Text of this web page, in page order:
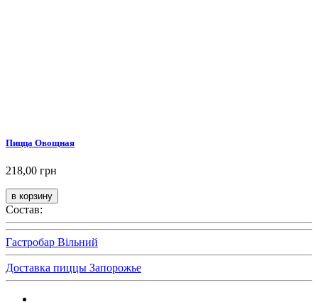
Пицца Овощная
218,00 грн
Состав:
Гастробар Вільний
Доставка пиццы Запорожье